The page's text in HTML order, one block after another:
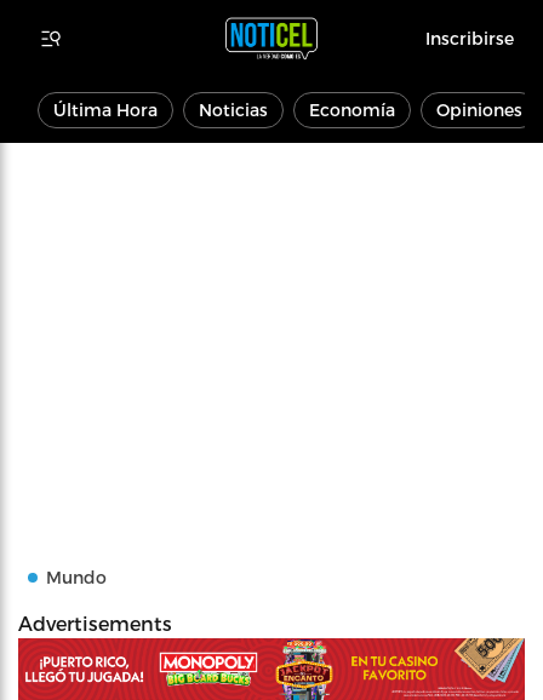
Inscribirse
Última Hora Noticias Economía Opiniones
Mundo
Advertisements